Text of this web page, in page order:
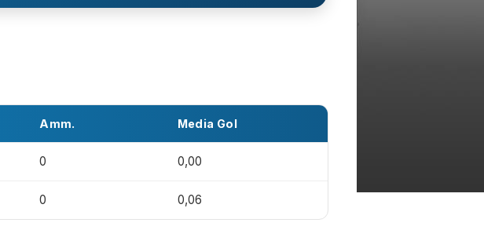
Amm. Media Gol
0 0,00
0 0,06